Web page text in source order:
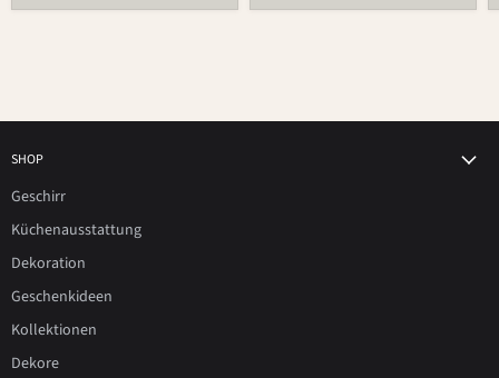
SHOP
Geschirr
Küchenausstattung
Dekoration
Geschenkideen
Kollektionen
Dekore